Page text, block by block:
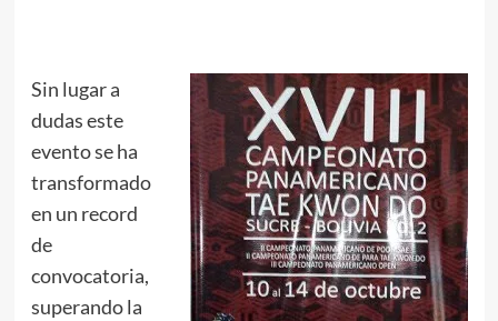
Sin lugar a
dudas este
evento se ha
transformado
en un record
de
convocatoria,
superando la